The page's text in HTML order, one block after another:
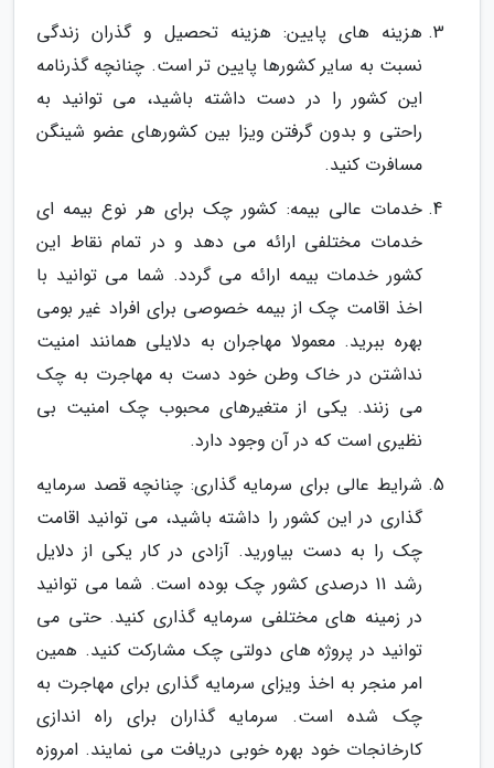
هزینه های پایین: هزینه تحصیل و گذران زندگی
نسبت به سایر کشورها پایین تر است. چنانچه گذرنامه
این کشور را در دست داشته باشید، می توانید به
راحتی و بدون گرفتن ویزا بین کشورهای عضو شینگن
مسافرت کنید.
خدمات عالی بیمه: کشور چک برای هر نوع بیمه ای
خدمات مختلفی ارائه می دهد و در تمام نقاط این
کشور خدمات بیمه ارائه می گردد. شما می توانید با
اخذ اقامت چک از بیمه خصوصی برای افراد غیر بومی
بهره ببرید. معمولا مهاجران به دلایلی همانند امنیت
نداشتن در خاک وطن خود دست به مهاجرت به چک
می زنند. یکی از متغیرهای محبوب چک امنیت بی
نظیری است که در آن وجود دارد.
شرایط عالی برای سرمایه گذاری: چنانچه قصد سرمایه
گذاری در این کشور را داشته باشید، می توانید اقامت
چک را به دست بیاورید. آزادی در کار یکی از دلایل
رشد 11 درصدی کشور چک بوده است. شما می توانید
در زمینه های مختلفی سرمایه گذاری کنید. حتی می
توانید در پروژه های دولتی چک مشارکت کنید. همین
امر منجر به اخذ ویزای سرمایه گذاری برای مهاجرت به
چک شده است. سرمایه گذاران برای راه اندازی
کارخانجات خود بهره خوبی دریافت می نمایند. امروزه